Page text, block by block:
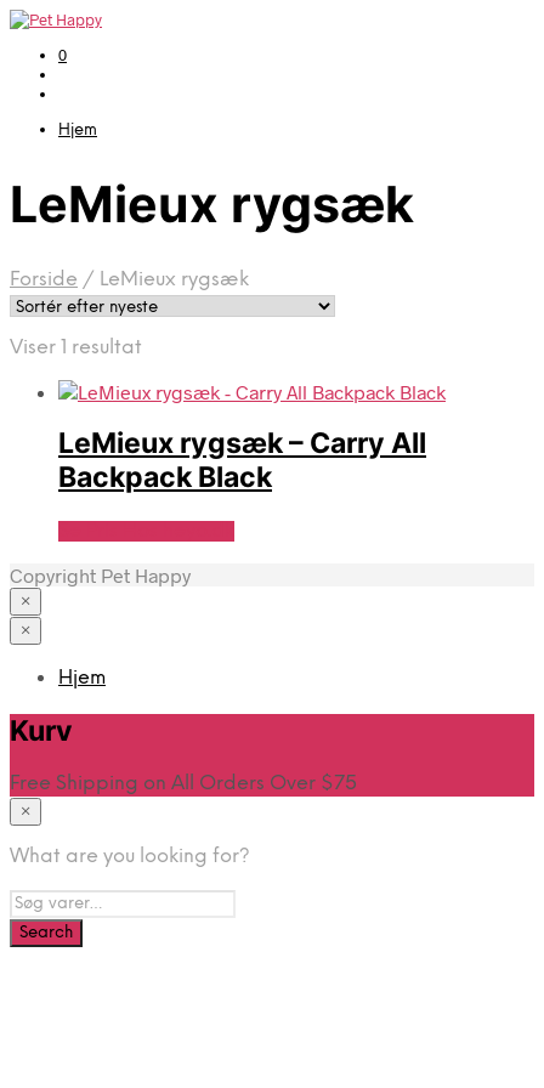
0
Hjem
LeMieux rygsæk
Forside / LeMieux rygsæk
Viser 1 resultat
LeMieux rygsæk – Carry All
Backpack Black
Copyright Pet Happy
×
×
Hjem
Kurv
Free Shipping on All Orders Over $75
×
What are you looking for?